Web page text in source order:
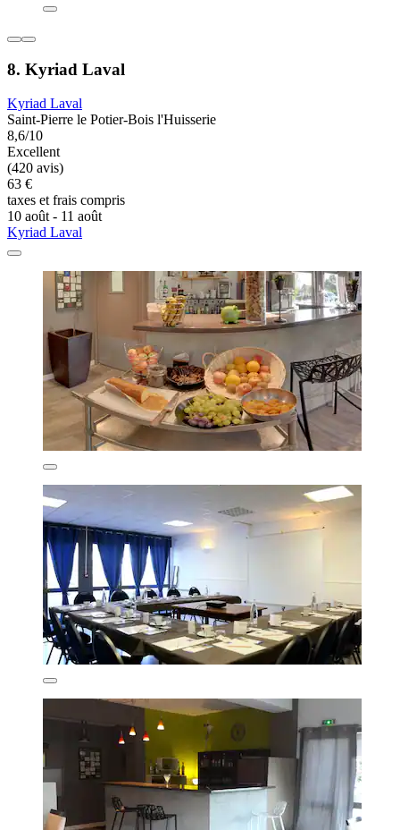
8. Kyriad Laval
Kyriad Laval
Saint-Pierre le Potier-Bois l'Huisserie
8,6/10
Excellent
(420 avis)
63 €
taxes et frais compris
10 août - 11 août
Kyriad Laval